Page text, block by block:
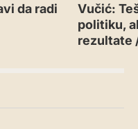
da radi
Vučić:
politiku,
rezultate